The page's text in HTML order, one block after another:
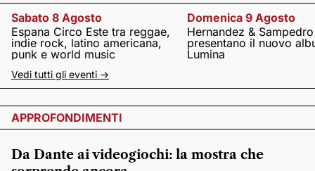
Sabato 8 Agosto
Espana Circo Este tra reggae,
indie rock, latino americana,
punk e world music
Domenica 9 Agosto
Hernandez & Sampedro
presentano il nuovo
Lumina
Vedi tutti gli eventi ->
APPROFONDIMENTI
Da Dante ai videogiochi: la mostra che